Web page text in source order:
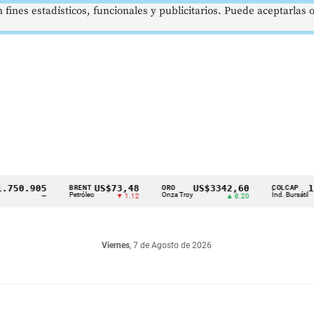
BRENT
Petróleo
US$73,48
▼ 1.12
ORO
Onza Troy
US$3342,60 COLCAP
Índ. Bursátil
Viernes, 7 de Agosto de 2026
estadísticos, funcionales y publicitarios. Puede aceptarlas